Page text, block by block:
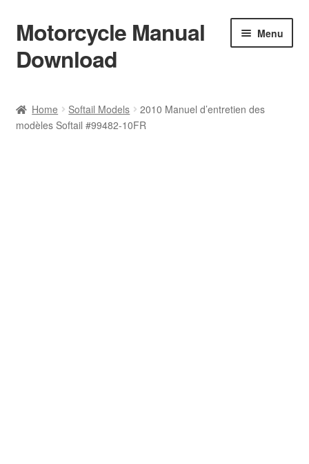
Skip
to
navigation
Skip
to
content
Motorcycle Manual
Download
Menu
Shop
Home Softail Models
2010 Manuel d’entretien des
modèles Softail #99482-10FR